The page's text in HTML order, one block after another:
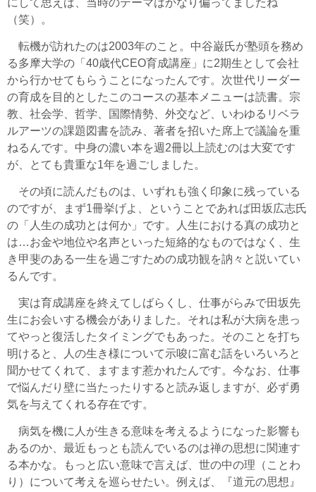
にして思えば、当時のテーマはかなり偏ってましたね
（笑）。
転機が訪れたのは2003年のこと。中谷巌氏が塾頭を務め
る多摩大学の「40歳代CEO育成講座」に2期生として会社
から行かせてもらうことになったんです。次世代リーダー
の育成を目的としたこのコースの基本メニューは読書。宗
教、社会学、哲学、国際情勢、外交など、いわゆるリベラ
ルアーツの課題図書を読み、著者を招いた席上で議論を重
ねるんです。中身の濃い本を週2冊以上読むのは大変です
が、とても貴重な1年を過ごしました。
その頃に読んだものは、いずれも強く印象に残っている
のですが、まず1冊挙げよ、ということであれば田坂広志氏
の「人生の成功とは何か」です。人生における真の成功と
は…お金や地位や名声といった短絡的なものではなく、生
き甲斐のある一生を過ごすための成功観を訥々と説いてい
るんです。
実は育成講座を終えてしばらくし、仕事がらみで田坂先
生にお会いする機会がありました。それは私が大病を患っ
てやっと復活したタイミングでもあった。そのことを打ち
明けると、人の生き様について示唆に富む話をいろいろと
聞かせてくれて、ますます惹かれたんです。今なお、仕事
で悩んだり壁に当たったりすると読み返しますが、必ず勇
気を与えてくれる存在です。
病気を機に人が生きる意味を考えるようになった影響も
あるのか、最近もっとも読んでいるのは禅の思想に関連す
る本かな。もっと広い意味で言えば、世の中の理（ことわ
り）について考えを巡らせたい。例えば、『道元の思想』